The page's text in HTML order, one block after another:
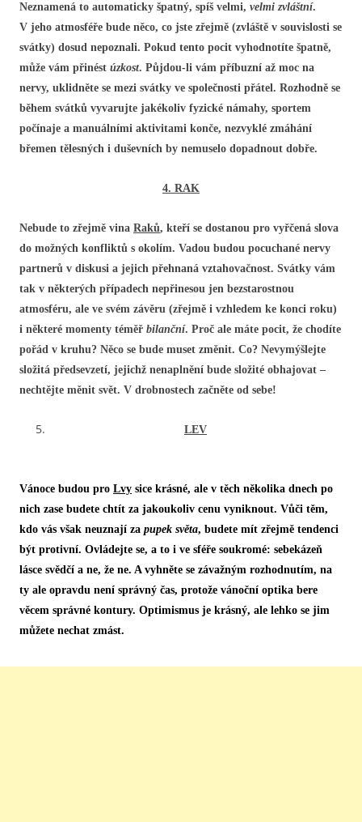
Neznamená to automaticky špatný, spíš velmi, velmi zvláštní.
V jeho atmosféře bude něco, co jste zřejmě (zvláště v souvislosti se
svátky) dosud nepoznali. Pokud tento pocit vyhodnotíte špatně,
může vám přinést úzkost. Půjdou-li vám příbuzní až moc na
nervy, uklidněte se mezi svátky ve společnosti přátel. Rozhodně se
během svátků vyvarujte jakékoliv fyzické námahy, sportem
počínaje a manuálními aktivitami konče, nezvyklé zmáhání
břemen tělesných i duševních by nemuselo dopadnout dobře.
4. RAK
Nebude to zřejmě vina Raků, kteří se dostanou pro vyřčená slova
do možných konfliktů s okolím. Vadou budou pocuchané nervy
partnerů v diskusi a jejich přehnaná vztahovačnost. Svátky vám
tak v některých případech nepřinesou jen bezstarostnou
atmosféru, ale ve svém závěru (zřejmě i vzhledem ke konci roku)
i některé momenty téměř bilanční. Proč ale máte pocit, že chodíte
pořád v kruhu? Něco se bude muset změnit. Co? Nevymýšlejte
složitá předsevzetí, jejichž nenaplnění bude složité obhajovat –
nechtějte měnit svět. V drobnostech začněte od sebe!
LEV
Vánoce budou pro Lvy sice krásné, ale v těch několika dnech po
nich zase budete chtít za jakoukoliv cenu vyniknout. Vůči těm,
kdo vás však neuznají za pupek světa, budete mít zřejmě tendenci
být protivní. Ovládejte se, a to i ve sféře soukromé: sebekázeň
lásce svědčí a ne, že ne. A vyhněte se závažným rozhodnutím, na
ty ale opravdu není správný čas, protože vánoční optika bere
věcem správné kontury. Optimismus je krásný, ale lehko se jim
můžete nechat zmást.